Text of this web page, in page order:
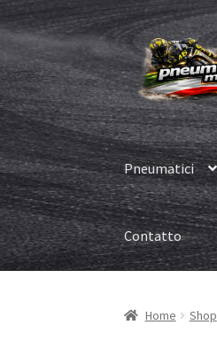
Vai
alla
navigazione
Vai
al
contenuto
Pneumatici
Contatto
Home Shop